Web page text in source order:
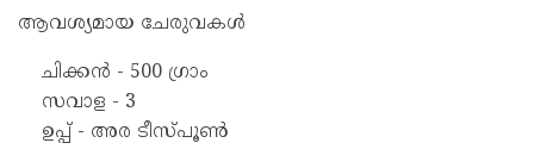
ആവശ്യമായ ചേരുവകൾ
ചിക്കൻ - 500 ഗ്രാം
സവാള - 3
ഉപ്പ് - അര ടീസ്‌പൂൺ